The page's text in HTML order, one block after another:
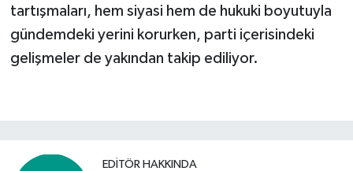
tartışmaları, hem siyasi hem de hukuki boyutuyla
gündemdeki yerini korurken, parti içerisindeki
gelişmeler de yakından takip ediliyor.
EDITÖR HAKKINDA